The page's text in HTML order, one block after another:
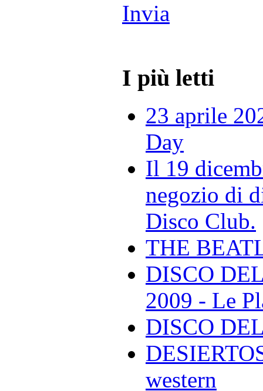
Invia
I più letti
23 aprile
Day
Il 19
negozio di
Disco Club.
THE
DISCO
2009 - Le
DISCO
western